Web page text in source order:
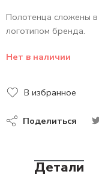
Полотенца сложены
логотипом бренда.
Нет в наличии
В избранное
Поделиться
Детали